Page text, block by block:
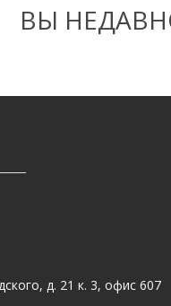
ВЫ
д. 21 к. 3, офис 607